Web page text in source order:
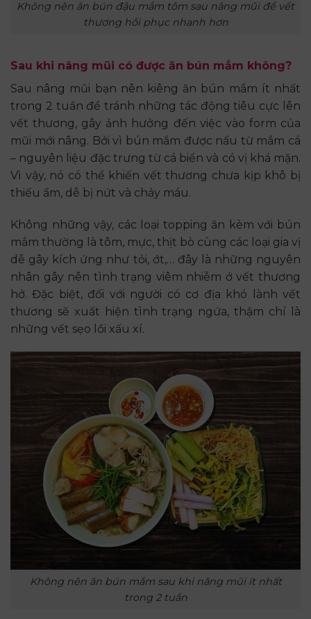
Không nên ăn bún đậu mắm tôm sau nâng mũi để vết
thương hồi phục nhanh hơn
Sau khi nâng mũi có được ăn bún mắm không?
Sau nâng mũi bạn nên kiêng ăn bún mắm ít nhất
trong 2 tuần để tránh những tác động tiêu cực lên
vết thương, gây ảnh hưởng đến việc vào form của
mũi mới nâng. Bởi vì bún mắm được nấu từ mắm cá
– nguyên liệu đặc trưng từ cá biển và có vị khá mặn.
Vì vậy, nó có thể khiến vết thương chưa kịp khô bị
thiếu ẩm, dễ bị nứt và chảy máu.
Không những vậy, các loại topping ăn kèm với bún
mắm thường là tôm, mực, thịt bò cùng các loại gia vị
dễ gây kích ứng như tỏi, ớt,… đây là những nguyên
nhân gây nên tình trạng viêm nhiễm ở vết thương
hở. Đặc biệt, đối với người có cơ địa khó lành vết
thương sẽ xuất hiện tình trạng ngứa, thậm chí là
những vết sẹo lồi xấu xí.
Không nên ăn bún mắm sau khi nâng mũi ít nhất
trong 2 tuần